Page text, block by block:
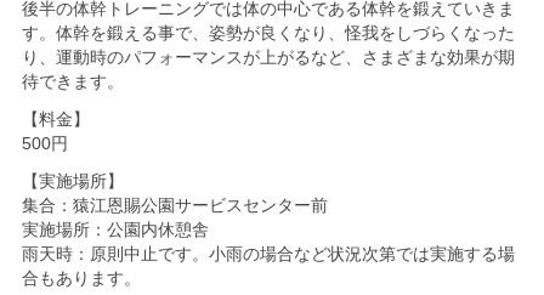
後半の体幹トレーニングでは体の中心である体幹を鍛えていきま
す。体幹を鍛える事で、姿勢が良くなり、怪我をしづらくなった
り、運動時のパフォーマンスが上がるなど、さまざまな効果が期
待できます。
【料金】
500円
【実施場所】
集合：猿江恩賜公園サービスセンター前
実施場所：公園内休憩舎
雨天時：原則中止です。小雨の場合など状況次第では実施する場
合もあります。